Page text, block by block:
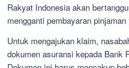
Rakyat Indonesia akan
mengganti pembayaran
Untuk mengajukan klaim,
dokumen asuransi kepada Bank